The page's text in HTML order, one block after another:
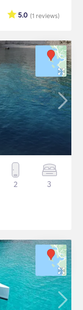
(1 reviews)
5.0
2 3